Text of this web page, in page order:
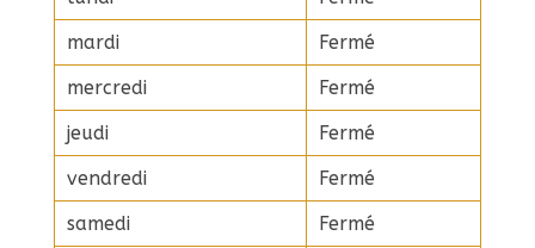
mardi
Fermé
mercredi
Fermé
jeudi
Fermé
vendredi
Fermé
samedi
Fermé